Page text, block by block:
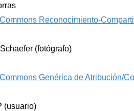
Reconocimiento-
(fotógrafo)
Genérica de Atribución/
(usuario)